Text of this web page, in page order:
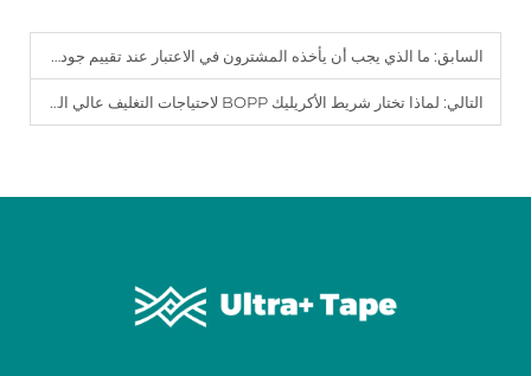
السابق: ما الذي يجب أن يأخذه المشترون في الاعتبار عند تقييم جودة شريط BOPP اللاصق؟
التالي: لماذا تختار شريط الأكريليك BOPP لاحتياجات التغليف عالي القوة؟